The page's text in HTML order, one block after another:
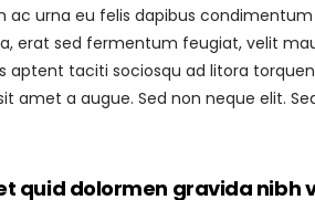
ac urna eu felis dapibus
sed fermentum feugiat, velit
aptent taciti sociosqu ad litora
amet a augue. Sed non neque elit.
quid dolormen gravida